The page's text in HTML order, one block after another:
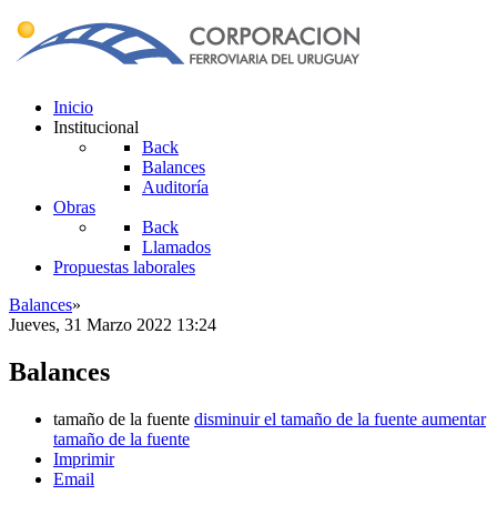
Inicio
Institucional
Back
Balances
Auditoría
Obras
Back
Llamados
Propuestas laborales
Balances»
Jueves, 31 Marzo 2022 13:24
Balances
tamaño de la fuente disminuir el tamaño de la fuente aumentar
tamaño de la fuente
Imprimir
Email